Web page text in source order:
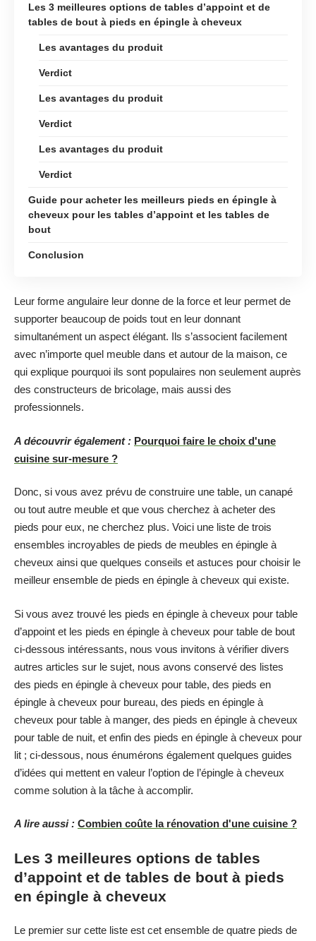
Les 3 meilleures options de tables d’appoint et de
tables de bout à pieds en épingle à cheveux
Les avantages du produit
Verdict
Les avantages du produit
Verdict
Les avantages du produit
Verdict
Guide pour acheter les meilleurs pieds en épingle à
cheveux pour les tables d’appoint et les tables de
bout
Conclusion
Leur forme angulaire leur donne de la force et leur permet de
supporter beaucoup de poids tout en leur donnant
simultanément un aspect élégant. Ils s’associent facilement
avec n’importe quel meuble dans et autour de la maison, ce
qui explique pourquoi ils sont populaires non seulement auprès
des constructeurs de bricolage, mais aussi des
professionnels.
A découvrir également : Pourquoi faire le choix d'une
cuisine sur-mesure ?
Donc, si vous avez prévu de construire une table, un canapé
ou tout autre meuble et que vous cherchez à acheter des
pieds pour eux, ne cherchez plus. Voici une liste de trois
ensembles incroyables de pieds de meubles en épingle à
cheveux ainsi que quelques conseils et astuces pour choisir le
meilleur ensemble de pieds en épingle à cheveux qui existe.
Si vous avez trouvé les pieds en épingle à cheveux pour table
d’appoint et les pieds en épingle à cheveux pour table de bout
ci-dessous intéressants, nous vous invitons à vérifier divers
autres articles sur le sujet, nous avons conservé des listes
des pieds en épingle à cheveux pour table, des pieds en
épingle à cheveux pour bureau, des pieds en épingle à
cheveux pour table à manger, des pieds en épingle à cheveux
pour table de nuit, et enfin des pieds en épingle à cheveux pour
lit ; ci-dessous, nous énumérons également quelques guides
d’idées qui mettent en valeur l’option de l’épingle à cheveux
comme solution à la tâche à accomplir.
A lire aussi : Combien coûte la rénovation d'une cuisine ?
Les 3 meilleures options de tables
d’appoint et de tables de bout à pieds
en épingle à cheveux
Le premier sur cette liste est cet ensemble de quatre pieds de